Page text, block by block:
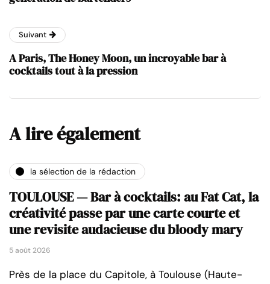
Suivant
A Paris, The Honey Moon, un incroyable bar à
cocktails tout à la pression
A lire également
la sélection de la rédaction
TOULOUSE — Bar à cocktails: au Fat Cat, la
créativité passe par une carte courte et
une revisite audacieuse du bloody mary
5 août 2026
Près de la place du Capitole, à Toulouse (Haute-